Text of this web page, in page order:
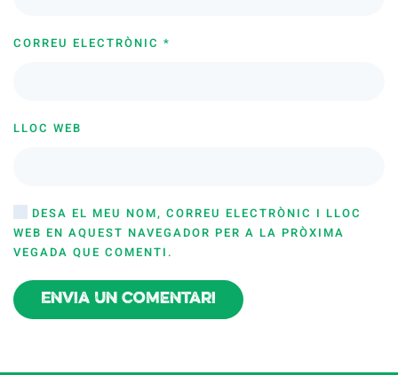
CORREU ELECTRÒNIC *
LLOC WEB
DESA EL MEU NOM, CORREU ELECTRÒNIC I LLOC
WEB EN AQUEST NAVEGADOR PER A LA PRÒXIMA
VEGADA QUE COMENTI.
Envia un comentari